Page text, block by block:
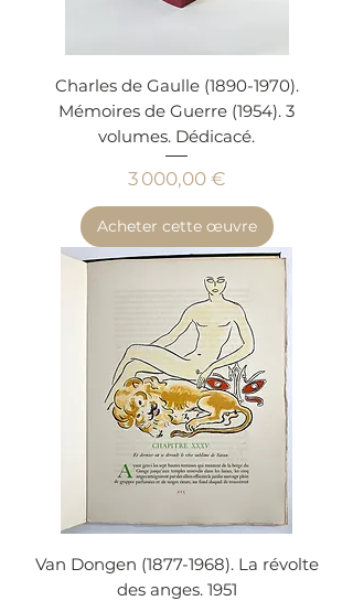
Charles de Gaulle (1890-1970).
Mémoires de Guerre (1954). 3
volumes. Dédicacé.
Prix
3 000,00 €
Acheter cette œuvre
Van Dongen (1877-1968). La révolte
des anges. 1951